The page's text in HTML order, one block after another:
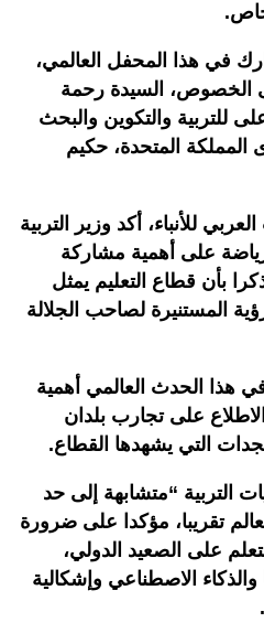
في هذا المحفل العالمي،
الخصوص، السيدة رحمة
للتربية والتكوين والبحث
المملكة المتحدة، حكيم
للأنباء، أكد وزير التربية
على أهمية مشاركة
بأن قطاع التعليم يمثل
المستنيرة لصاحب الجلالة
هذا الحدث العالمي أهمية
على تجارب بلدان
التي يشهدها القطاع.
التربية “متشابهة إلى حد
تقريبا، مؤكدا على ضرورة
على الصعيد الدولي،
والذكاء الاصطناعي وإشكالية